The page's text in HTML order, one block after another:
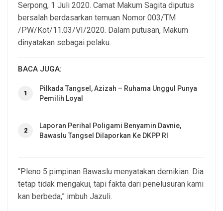
Serpong, 1 Juli 2020. Camat Makum Sagita diputus
bersalah berdasarkan temuan Nomor 003/TM
/PW/Kot/11.03/VI/2020. Dalam putusan, Makum
dinyatakan sebagai pelaku.
BACA JUGA:
1
Pilkada Tangsel, Azizah – Ruhama Unggul Punya
Pemilih Loyal
2
Laporan Perihal Poligami Benyamin Davnie,
Bawaslu Tangsel Dilaporkan Ke DKPP RI
“Pleno 5 pimpinan Bawaslu menyatakan demikian. Dia
tetap tidak mengakui, tapi fakta dari penelusuran kami
kan berbeda,” imbuh Jazuli.